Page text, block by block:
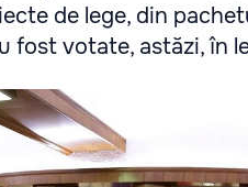
de lege, din
fost votate, astăzi, în